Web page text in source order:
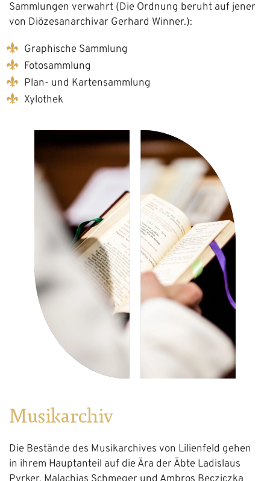
Sammlungen verwahrt (Die Ordnung beruht auf jener
von Diözesanarchivar Gerhard Winner.):
Graphische Sammlung
Fotosammlung
Plan- und Kartensammlung
Xylothek
Musikarchiv
Die Bestände des Musikarchives von Lilienfeld gehen
in ihrem Hauptanteil auf die Ära der Äbte Ladislaus